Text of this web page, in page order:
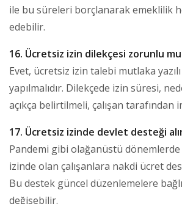
ile bu süreleri borçlanarak emeklilik
edebilir.
16. Ücretsiz izin dilekçesi zorunlu
Evet, ücretsiz izin talebi mutlaka
yapılmalıdır. Dilekçede izin süresi,
açıkça belirtilmeli, çalışan tarafından
17. Ücretsiz izinde devlet desteği
Pandemi gibi olağanüstü
izinde olan çalışanlara nakdi ücret
Bu destek güncel düzenlemelere
değişebilir.